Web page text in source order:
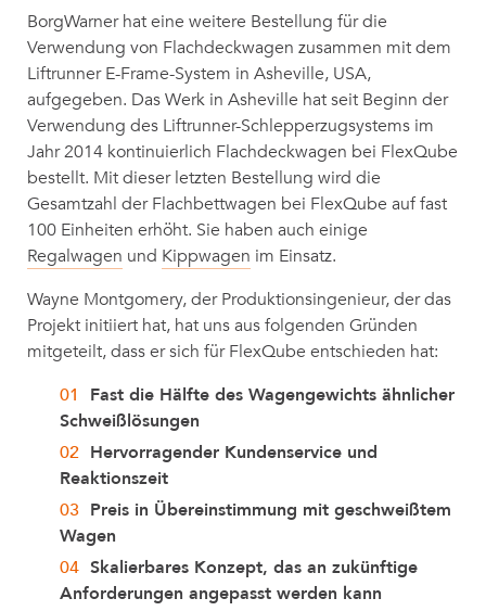
BorgWarner hat eine weitere Bestellung für die
Verwendung von Flachdeckwagen zusammen mit dem
Liftrunner E-Frame-System in Asheville, USA,
aufgegeben. Das Werk in Asheville hat seit Beginn der
Verwendung des Liftrunner-Schlepperzugsystems im
Jahr 2014 kontinuierlich Flachdeckwagen bei FlexQube
bestellt. Mit dieser letzten Bestellung wird die
Gesamtzahl der Flachbettwagen bei FlexQube auf fast
100 Einheiten erhöht. Sie haben auch einige
Regalwagen und Kippwagen im Einsatz.
Wayne Montgomery, der Produktionsingenieur, der das
Projekt initiiert hat, hat uns aus folgenden Gründen
mitgeteilt, dass er sich für FlexQube entschieden hat:
Fast die Hälfte des Wagengewichts ähnlicher
Schweißlösungen
Hervorragender Kundenservice und
Reaktionszeit
Preis in Übereinstimmung mit geschweißtem
Wagen
Skalierbares Konzept, das an zukünftige
Anforderungen angepasst werden kann